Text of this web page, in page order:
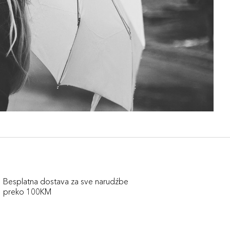
Besplatna dostava za sve narudźbe
preko 100KM